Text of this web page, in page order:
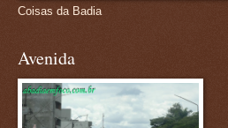
Coisas da Badia
Avenida